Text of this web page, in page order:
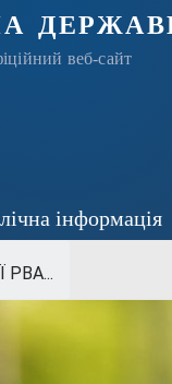
веб-сайт
інформація